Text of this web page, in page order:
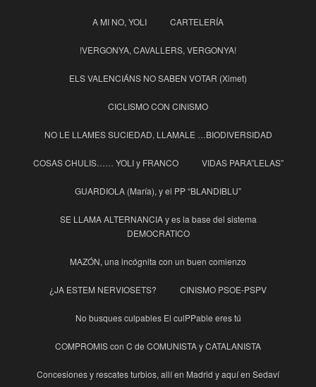
A MI NO, YOLI CARTELERÍA
!VERGONYA, CAVALLERS, VERGONYA!
ELS VALENCIÁNS NO SABEN VOTAR (Ximet)
CICLISMO CON CINISMO
NO LE LLAMES SUCIEDAD, LLAMALE …BIODIVERSIDAD
COSAS CHULIS…… YOLI y FRANCO VIDAS PARA”LELAS”
GUARDIOLA (María), y el PP “BLANDIBLU”
SE LLAMA ALTERNANCIA y es la base del sistema
DEMOCRATICO
MAZÓN, una incógnita con un buen comienzo
¿JA ESTEM NERVIOSETS? CINISMO PSOE-PSPV
No busques culpables El culPPable eres tú
COMPROMIS con C de COMUNISTA y CATALANISTA
Concesiones y rescates turbios, allí en Madrid y aquí en Sedaví